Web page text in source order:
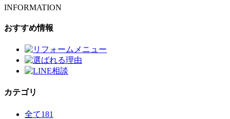
INFORMATION
おすすめ情報
カテゴリ
全て181